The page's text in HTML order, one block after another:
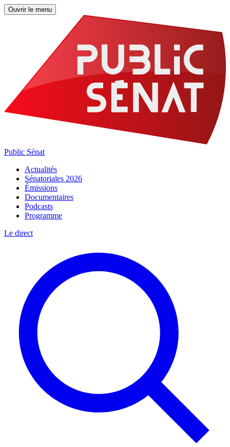
Ouvrir le menu
Public Sénat
Actualités
Sénatoriales 2026
Émissions
Documentaires
Podcasts
Programme
Le direct